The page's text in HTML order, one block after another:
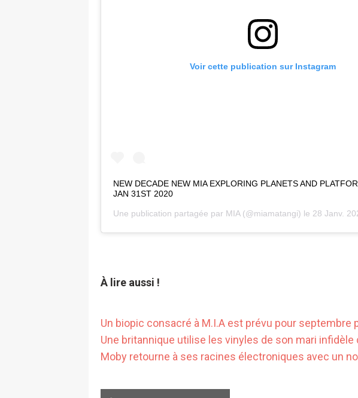
Voir cette publication sur Instagram
NEW DECADE NEW MIA EXPLORING PLANETS AND
JAN 31ST 2020
Une publication partagée par MIA(@miamatangi) le 28 Janv.
À lire aussi !
Un biopic consacré à M.I.A est prévu pour septembre
Une britannique utilise les vinyles de son mari
Moby retourne à ses racines électroniques avec un